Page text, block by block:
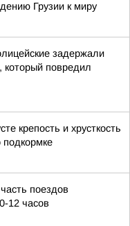
Грузии к миру
задержали
который повредил
крепость и хрусткость
подкормке
поездов
12 часов